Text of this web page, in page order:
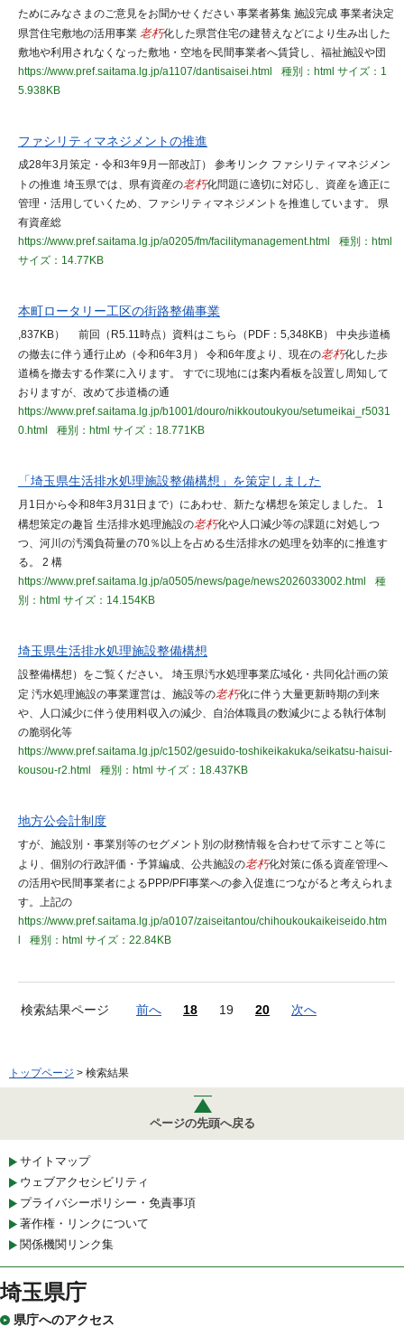
ためにみなさまのご意見をお聞かせください 事業者募集 施設完成 事業者決定
県営住宅敷地の活用事業 老朽化した県営住宅の建替えなどにより生み出した
敷地や利用されなくなった敷地・空地を民間事業者へ賃貸し、福祉施設や団
https://www.pref.saitama.lg.jp/a1107/dantisaisei.html
種別：html サイズ：1
5.938KB
ファシリティマネジメントの推進
成28年3月策定・令和3年9月一部改訂） 参考リンク ファシリティマネジメン
トの推進 埼玉県では、県有資産の老朽化問題に適切に対応し、資産を適正に
管理・活用していくため、ファシリティマネジメントを推進しています。 県
有資産総
https://www.pref.saitama.lg.jp/a0205/fm/facilitymanagement.html
種別：html
サイズ：14.77KB
本町ロータリー工区の街路整備事業
,837KB） 前回（R5.11時点）資料はこちら（PDF：5,348KB） 中央歩道橋
の撤去に伴う通行止め（令和6年3月） 令和6年度より、現在の老朽化した歩
道橋を撤去する作業に入ります。 すでに現地には案内看板を設置し周知して
おりますが、改めて歩道橋の通
https://www.pref.saitama.lg.jp/b1001/douro/nikkoutoukyou/setumeikai_r5031
0.html
種別：html サイズ：18.771KB
「埼玉県生活排水処理施設整備構想」を策定しました
月1日から令和8年3月31日まで）にあわせ、新たな構想を策定しました。 1
構想策定の趣旨 生活排水処理施設の老朽化や人口減少等の課題に対処しつ
つ、河川の汚濁負荷量の70％以上を占める生活排水の処理を効率的に推進す
る。 2 構
https://www.pref.saitama.lg.jp/a0505/news/page/news2026033002.html
種
別：html サイズ：14.154KB
埼玉県生活排水処理施設整備構想
設整備構想）をご覧ください。 埼玉県汚水処理事業広域化・共同化計画の策
定 汚水処理施設の事業運営は、施設等の老朽化に伴う大量更新時期の到来
や、人口減少に伴う使用料収入の減少、自治体職員の数減少による執行体制
の脆弱化等
https://www.pref.saitama.lg.jp/c1502/gesuido-toshikeikakuka/seikatsu-haisui-
kousou-r2.html
種別：html サイズ：18.437KB
地方公会計制度
すが、施設別・事業別等のセグメント別の財務情報を合わせて示すこと等に
より、個別の行政評価・予算編成、公共施設の老朽化対策に係る資産管理へ
の活用や民間事業者によるPPP/PFI事業への参入促進につながると考えられま
す。上記の
https://www.pref.saitama.lg.jp/a0107/zaiseitantou/chihoukoukaikeiseido.htm
種別：html サイズ：22.84KB
検索結果ページ 前へ 18 19 20 次へ
トップページ > 検索結果
ページの先頭へ戻る
サイトマップ
ウェブアクセシビリティ
プライバシーポリシー・免責事項
著作権・リンクについて
関係機関リンク集
埼玉県庁
県庁へのアクセス